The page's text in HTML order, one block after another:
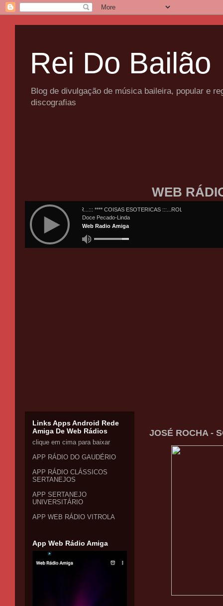
Rei Do Bailão
Blog de divulgação de música baileira, popular e
discografias
WEB
JOSÉ ROCHA -
Links Apps Android Rede
Amiga De Web Rádios
clique em cima para baixar
APP RÁDIO DO GAUDÉRIO
APP RÁDIO CLÁSSICOS
SERTANEJOS
APP SERTANEJO
UNIVERSITÁRIO
APP WEB RÁDIO VITROLA
App Web Rádio Amiga